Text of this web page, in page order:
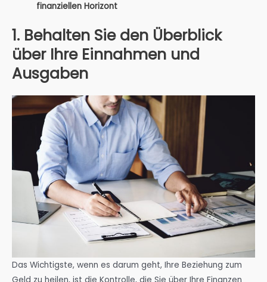
finanziellen Horizont
1. Behalten Sie den Überblick
über Ihre Einnahmen und
Ausgaben
Das Wichtigste, wenn es darum geht, Ihre Beziehung zum
Geld zu heilen, ist die Kontrolle, die Sie über Ihre Finanzen